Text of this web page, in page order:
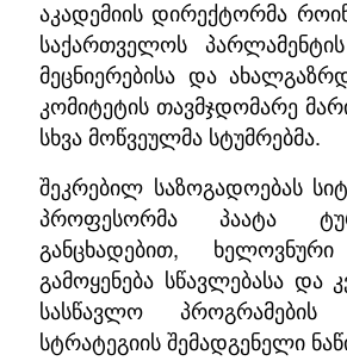
აკადემიის დირექტორმა
საქართველოს
მეცნიერებისა და
კომიტეტის თავმჯდომარე
სხვა მოწვეულმა სტუმრებმა.
შეკრებილ საზოგადოებას
პროფესორმა პაატა
განცხადებით,
გამოყენება სწავლებასა და
სასწავლო პროგრამების
სტრატეგიის შემადგენელი